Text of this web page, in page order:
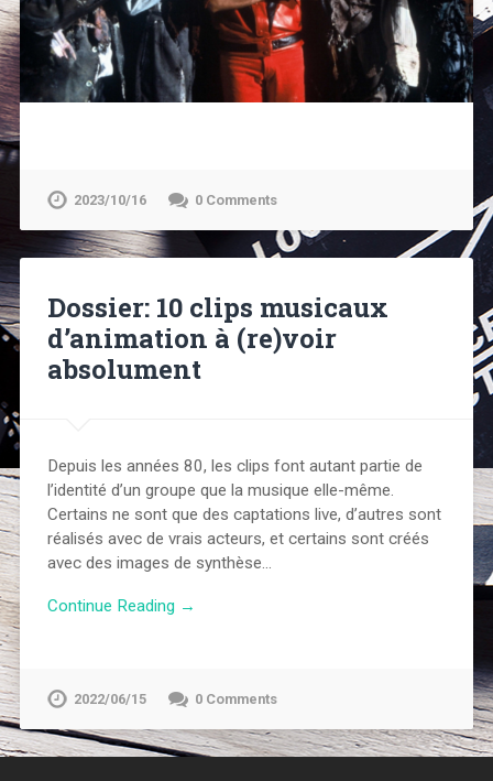
2023/10/16 0 Comments
Dossier: 10 clips musicaux
d’animation à (re)voir
absolument
Depuis les années 80, les clips font autant partie de
l’identité d’un groupe que la musique elle-même.
Certains ne sont que des captations live, d’autres sont
réalisés avec de vrais acteurs, et certains sont créés
avec des images de synthèse…
Continue Reading →
2022/06/15 0 Comments